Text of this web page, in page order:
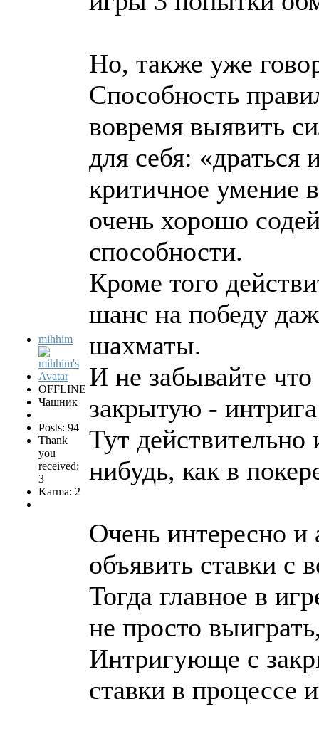
mihhim
OFFLINE
Чашник
Posts: 94
Thank
you
received:
3
Karma: 2
Но, также уже
Способность
вовремя выявить
для себя:
критичное умение
очень хорошо
способности.
Кроме того
шанс на победу
шахматы.
И не забывайте
закрытую -
Тут действительно
нибудь, как в
Очень интересно и
объявить ставки
Тогда главное в
не просто
Интригующе с
ставки в процессе